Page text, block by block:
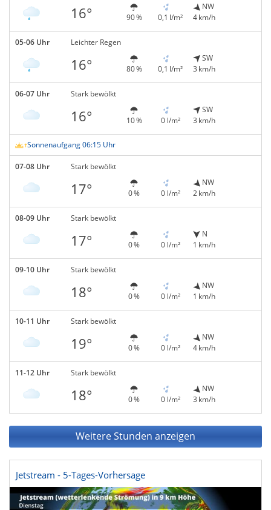
16° 90 % 0,1 l/m²
NW
4 km/h
05-06 Uhr Leichter Regen
16° 80 % 0,1 l/m²
SW
3 km/h
06-07 Uhr Stark bewölkt
16° 10 % 0 l/m²
SW
3 km/h
Sonnenaufgang 06:15 Uhr
07-08 Uhr Stark bewölkt
17° 0 % 0 l/m²
NW
2 km/h
08-09 Uhr Stark bewölkt
17° 0 % 0 l/m²
N
1 km/h
09-10 Uhr Stark bewölkt
18° 0 % 0 l/m²
NW
1 km/h
10-11 Uhr Stark bewölkt
19° 0 % 0 l/m²
NW
4 km/h
11-12 Uhr Stark bewölkt
18° 0 % 0 l/m²
NW
3 km/h
Weitere Stunden anzeigen
Jetstream - 5-Tages-Vorhersage